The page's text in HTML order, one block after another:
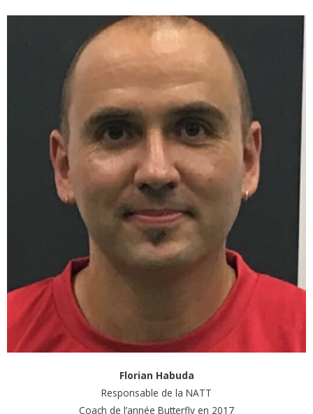
Florian Habuda
Responsable de la NATT
Coach de l’année Butterfly en 2017